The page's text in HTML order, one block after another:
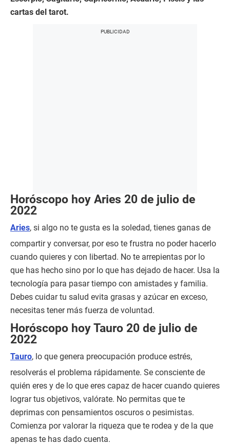
cartas del tarot.
Horóscopo hoy Aries 20 de julio de
2022
Aries, si algo no te gusta es la soledad, tienes ganas de
compartir y conversar, por eso te frustra no poder hacerlo
cuando quieres y con libertad. No te arrepientas por lo
que has hecho sino por lo que has dejado de hacer. Usa la
tecnología para pasar tiempo con amistades y familia.
Debes cuidar tu salud evita grasas y azúcar en exceso,
necesitas tener más fuerza de voluntad.
Horóscopo hoy Tauro 20 de julio de
2022
Tauro, lo que genera preocupación produce estrés,
resolverás el problema rápidamente. Se consciente de
quién eres y de lo que eres capaz de hacer cuando quieres
lograr tus objetivos, valórate. No permitas que te
deprimas con pensamientos oscuros o pesimistas.
Comienza por valorar la riqueza que te rodea y de la que
apenas te has dado cuenta.